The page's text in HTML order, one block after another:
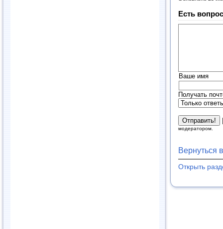
Есть
Ваше имя
Получать
модератором.
Вернуться
Открыть